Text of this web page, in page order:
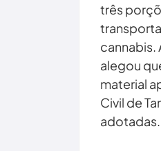
três
cannabis.
alegou
material
Civil de
adotadas.